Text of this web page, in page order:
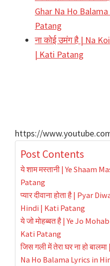
Ghar Na Ho
Patang
ना कोई उमंग है | Na
| Kati Patang
https://
Post Contents
ये शाम मस्तानी | Ye Shaam
Patang
प्यार दीवाना होता है | Pyar
Hindi | Kati Patang
ये जो मोहब्बत है | Ye Jo
Kati Patang
जिस गली में तेरा घर ना हो
Na Ho Balama Lyrics in